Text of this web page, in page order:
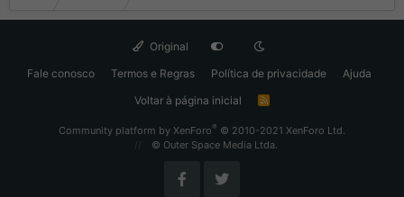
Original
Fale conosco
Termos e Regras Política de privacidade
Ajuda
Voltar à página inicial
R
Community platform by XenForo® © 2010-2021 XenForo Ltd.
© Outer Space Media Ltda.